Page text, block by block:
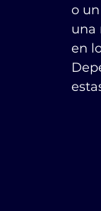
o
una
en